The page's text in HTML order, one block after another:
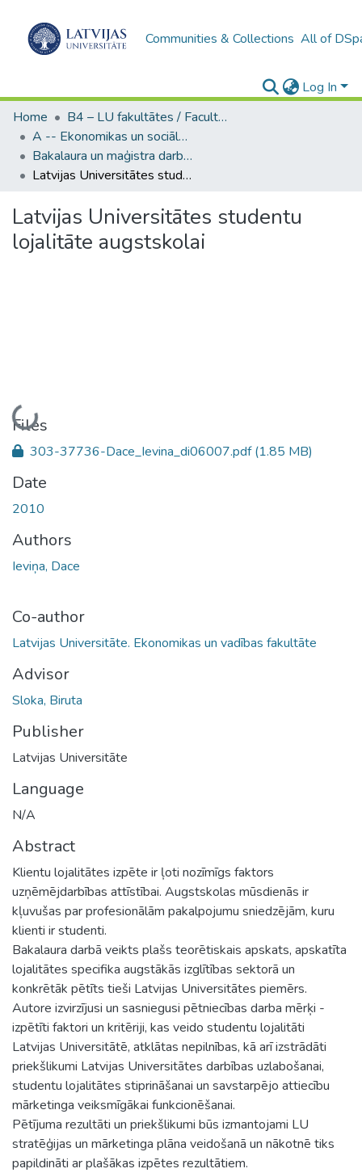
Communities & Collections All of
Log In
Home
B4 – LU fakultātes / Faculties of the UL
A -- Ekonomikas un sociālo zinātņu fakultāte / Faculty of Economics and Social Sciences
Bakalaura un maģistra darbi (ESZF) / Bachelor's and Master's theses
Latvijas Universitātes studentu lojalitāte augstskolai
Latvijas Universitātes studentu
lojalitāte augstskolai
Loading...
Files
303-37736-Dace_Ievina_di06007.pdf(1.85 MB)
Date
2010
Authors
Ieviņa, Dace
Co-author
Latvijas Universitāte. Ekonomikas un vadības fakultāte
Advisor
Sloka, Biruta
Publisher
Latvijas Universitāte
Language
N/A
Abstract
Klientu lojalitātes izpēte ir ļoti nozīmīgs faktors
uzņēmējdarbības attīstībai. Augstskolas mūsdienās ir
kļuvušas par profesionālām pakalpojumu sniedzējām, kuru
klienti ir studenti.
Bakalaura darbā veikts plašs teorētiskais apskats, apskatīta
lojalitātes specifika augstākās izglītības sektorā un
konkrētāk pētīts tieši Latvijas Universitātes piemērs.
Autore izvirzījusi un sasniegusi pētniecības darba mērķi -
izpētīti faktori un kritēriji, kas veido studentu lojalitāti
Latvijas Universitātē, atklātas nepilnības, kā arī izstrādāti
priekšlikumi Latvijas Universitātes darbības uzlabošanai,
studentu lojalitātes stiprināšanai un savstarpējo attiecību
mārketinga veiksmīgākai funkcionēšanai.
Pētījuma rezultāti un priekšlikumi būs izmantojami LU
stratēģijas un mārketinga plāna veidošanā un nākotnē tiks
papildināti ar plašākas izpētes rezultātiem.